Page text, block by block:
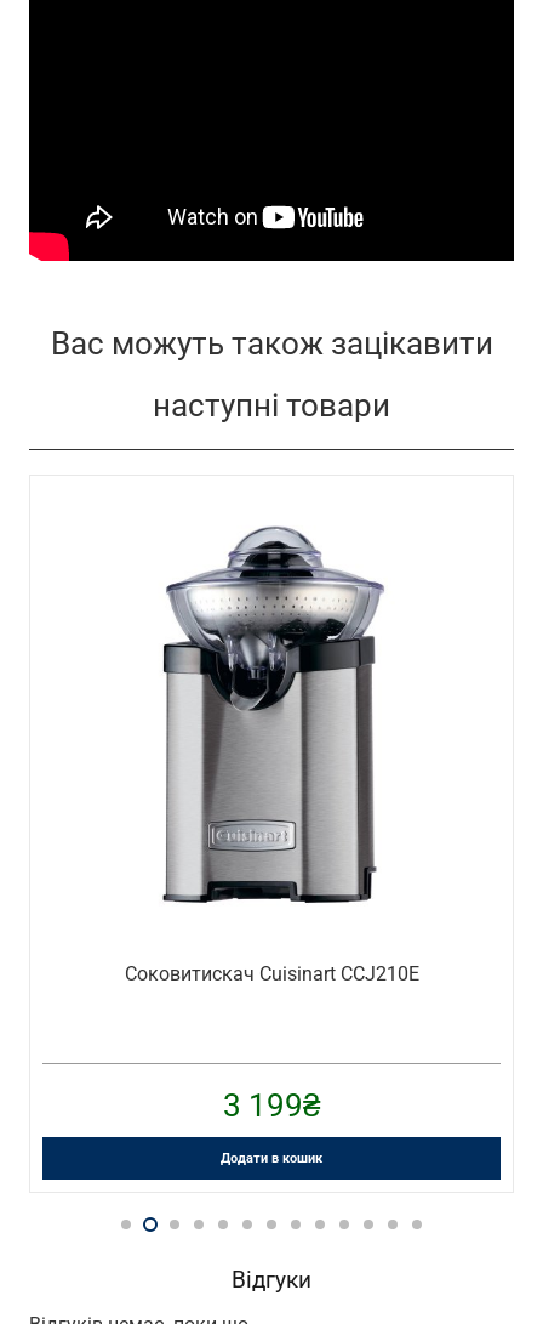
Вас можуть також зацікавити
наступні товари
Млин для солі de Buyer S345.143232
1 605
Додати в кошик
Відгуки